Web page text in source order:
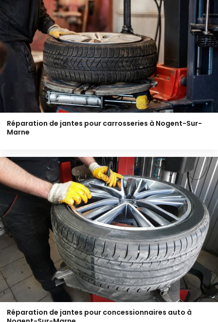
Réparation de jantes pour carrosseries à Nogent-Sur-
Marne
Réparation de jantes pour concessionnaires auto à